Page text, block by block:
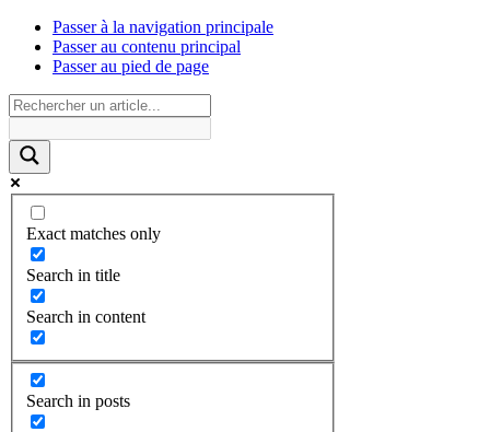
Passer à la navigation principale
Passer au contenu principal
Passer au pied de page
Exact matches only
Search in title
Search in content
Search in posts